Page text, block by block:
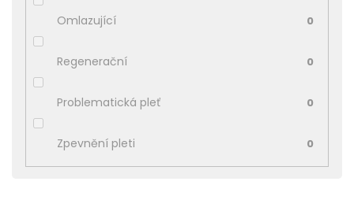
Omlazující 0
Regenerační 0
Problematická pleť 0
Zpevnění pleti 0